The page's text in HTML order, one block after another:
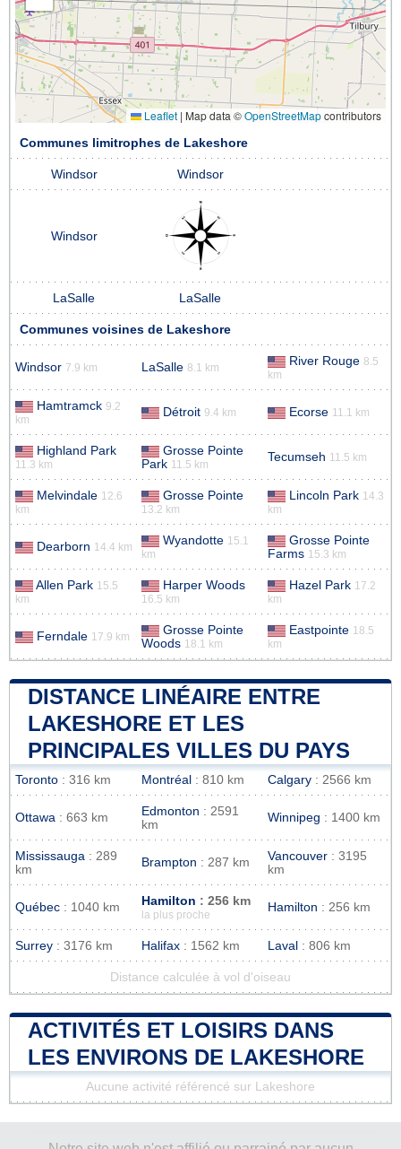
Leaflet | Map data ©OpenStreetMapcontributors
Communes limitrophes de Lakeshore
Windsor Windsor
Windsor
LaSalle LaSalle
Communes voisines de Lakeshore
Windsor 7.9 km LaSalle 8.1 km River Rouge 8.5
km
Hamtramck 9.2
km
Détroit 9.4 km Ecorse 11.1 km
Highland Park
11.3 km
Grosse Pointe
Park 11.5 km
Tecumseh 11.5 km
Melvindale 12.6
km
Grosse Pointe
13.2 km
Lincoln Park 14.3
km
Dearborn 14.4 km Wyandotte 15.1
km
Grosse Pointe
Farms 15.3 km
Allen Park 15.5
km
Harper Woods
16.5 km
Hazel Park 17.2
km
Ferndale 17.9 km
Grosse Pointe
Woods 18.1 km
Eastpointe 18.5
km
DISTANCE LINÉAIRE ENTRE
LAKESHORE ET LES
PRINCIPALES VILLES DU PAYS
Toronto : 316 km Montréal : 810 km Calgary : 2566 km
Ottawa : 663 km Edmonton : 2591
km
Winnipeg : 1400 km
Mississauga : 289
km
Brampton : 287 km Vancouver : 3195
km
Québec : 1040 km Hamilton : 256 km
la plus proche
Hamilton : 256 km
Surrey : 3176 km Halifax : 1562 km Laval : 806 km
Distance calculée à vol d'oiseau
ACTIVITÉS ET LOISIRS DANS
LES ENVIRONS DE LAKESHORE
Aucune activité référencé sur Lakeshore